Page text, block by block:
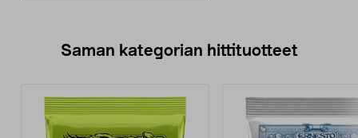
Saman kategorian hittituotteet